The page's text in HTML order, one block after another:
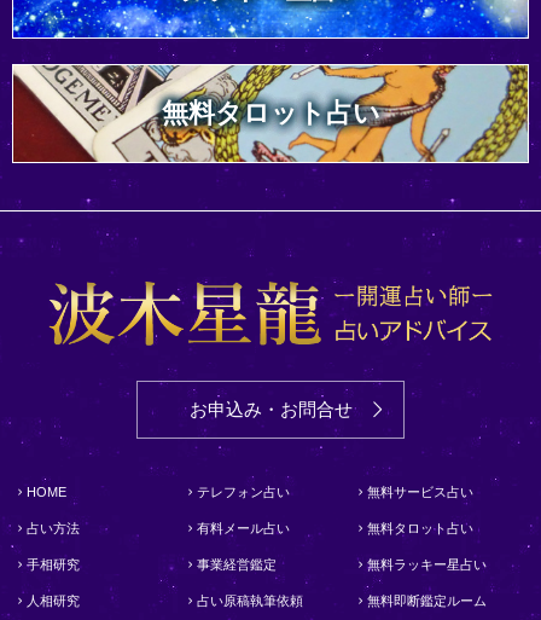
無料タロット占い
お申込み・お問合せ
HOME
占い方法
手相研究
人相研究
テレフォン占い
有料メール占い
事業経営鑑定
占い原稿執筆依頼
無料サービス占い
無料タロット占い
無料ラッキー星占い
無料即断鑑定ルーム